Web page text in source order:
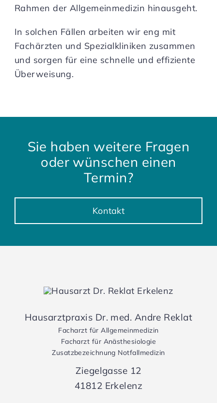
Rahmen der Allgemeinmedizin hinausgeht.
In solchen Fällen arbeiten wir eng mit
Fachärzten und Spezialkliniken zusammen
und sorgen für eine schnelle und effiziente
Überweisung.
Sie haben weitere Fragen
oder wünschen einen
Termin?
Kontakt
Hausarztpraxis Dr. med. Andre Reklat
Facharzt für Allgemeinmedizin
Facharzt für Anästhesiologie
Zusatzbezeichnung Notfallmedizin
Ziegelgasse 12
41812 Erkelenz